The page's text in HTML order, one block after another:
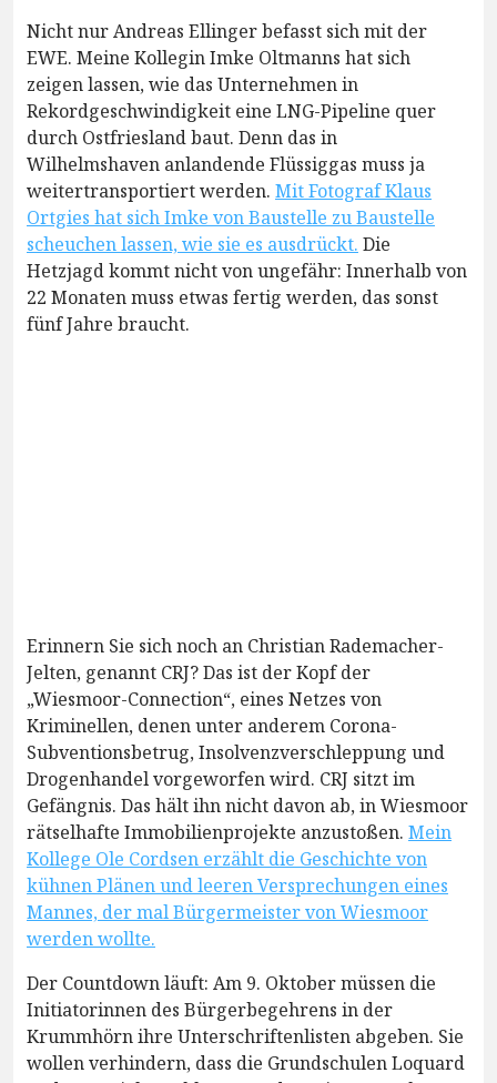
Nicht nur Andreas Ellinger befasst sich mit der
EWE. Meine Kollegin Imke Oltmanns hat sich
zeigen lassen, wie das Unternehmen in
Rekordgeschwindigkeit eine LNG-Pipeline quer
durch Ostfriesland baut. Denn das in
Wilhelmshaven anlandende Flüssiggas muss ja
weitertransportiert werden. Mit Fotograf Klaus
Ortgies hat sich Imke von Baustelle zu Baustelle
scheuchen lassen, wie sie es ausdrückt. Die
Hetzjagd kommt nicht von ungefähr: Innerhalb von
22 Monaten muss etwas fertig werden, das sonst
fünf Jahre braucht.
Erinnern Sie sich noch an Christian Rademacher-
Jelten, genannt CRJ? Das ist der Kopf der
„Wiesmoor-Connection“, eines Netzes von
Kriminellen, denen unter anderem Corona-
Subventionsbetrug, Insolvenzverschleppung und
Drogenhandel vorgeworfen wird. CRJ sitzt im
Gefängnis. Das hält ihn nicht davon ab, in Wiesmoor
rätselhafte Immobilienprojekte anzustoßen. Mein
Kollege Ole Cordsen erzählt die Geschichte von
kühnen Plänen und leeren Versprechungen eines
Mannes, der mal Bürgermeister von Wiesmoor
werden wollte.
Der Countdown läuft: Am 9. Oktober müssen die
Initiatorinnen des Bürgerbegehrens in der
Krummhörn ihre Unterschriftenlisten abgeben. Sie
wollen verhindern, dass die Grundschulen Loquard